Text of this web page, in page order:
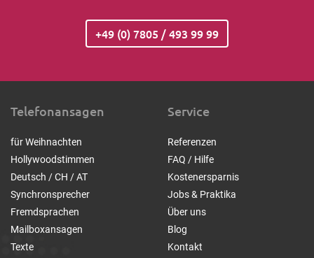
+49 (0) 7805 / 493 99 99
Telefonansagen
für Weihnachten
Hollywoodstimmen
Deutsch / CH / AT
Synchronsprecher
Fremdsprachen
Mailboxansagen
Texte
Service
Referenzen
FAQ / Hilfe
Kostenersparnis
Jobs & Praktika
Über uns
Blog
Kontakt